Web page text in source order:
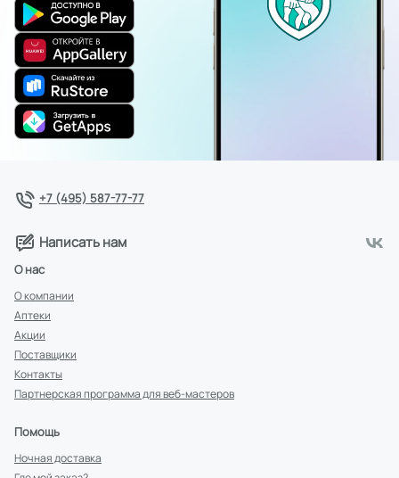
+7 (495) 587-77-77
Написать нам
О нас
О компании
Аптеки
Акции
Поставщики
Контакты
Партнерская программа для веб-мастеров
Помощь
Ночная доставка